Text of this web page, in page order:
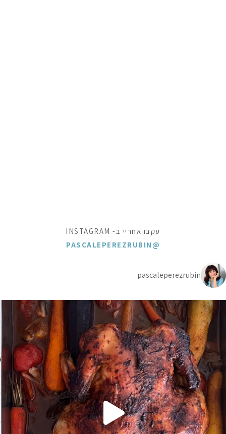
עקבו אחריי ב- INSTAGRAM
@PASCALEPEREZRUBIN
pascaleperezrubin